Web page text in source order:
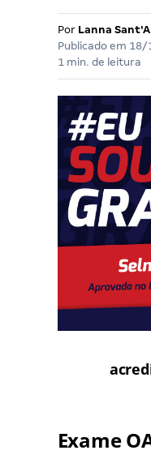
Por Lanna
Publicado em 18/
1 min. de leitura
Exame